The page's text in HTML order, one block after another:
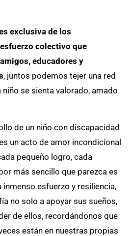
exclusiva de los
colectivo que
educadores y
, juntos podemos tejer una red
se sienta valorado, amado
de un niño con discapacidad
un acto de amor incondicional
pequeño logro, cada
más sencillo que parezca es
inmenso esfuerzo y resiliencia,
no solo a apoyar sus sueños,
de ellos, recordándonos que
están en nuestras propias